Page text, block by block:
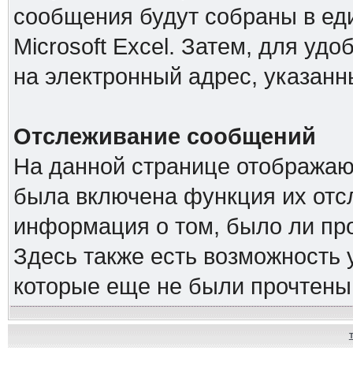
сообщения будут собраны в
Microsoft Excel. Затем, для
на электронный адрес,
Отслеживание сообщений
На данной странице
была включена функция их
информация о том, было ли
Здесь также есть
которые еще не были